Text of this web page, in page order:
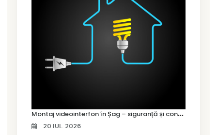
M
ontaj videointerfon în Șag – siguranță și control pentru locuința ta
20 IUL. 2026